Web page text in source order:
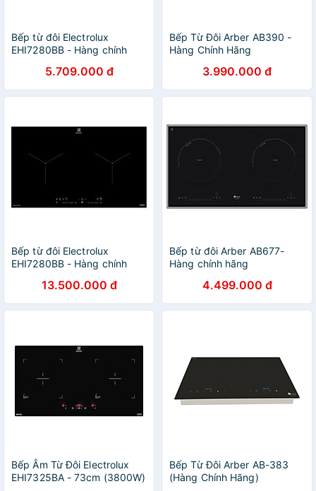
Bếp từ đôi Electrolux
EHI7280BB - Hàng chính
5.709.000 đ
Bếp Từ Đôi Arber AB390 -
Hàng Chính Hãng
3.990.000 đ
Bếp từ đôi Electrolux
EHI7280BB - Hàng chính
13.500.000 đ
Bếp từ đôi Arber AB677-
Hàng chính hãng
4.499.000 đ
Bếp Âm Từ Đôi Electrolux
EHI7325BA - 73cm (3800W)
Bếp Từ Đôi Arber AB-383
(Hàng Chính Hãng)